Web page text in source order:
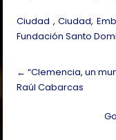
Ciudad ,Ciudad,
Fundación Santo
Post
navigation
← “Clemencia, un
Raúl Cabarcas